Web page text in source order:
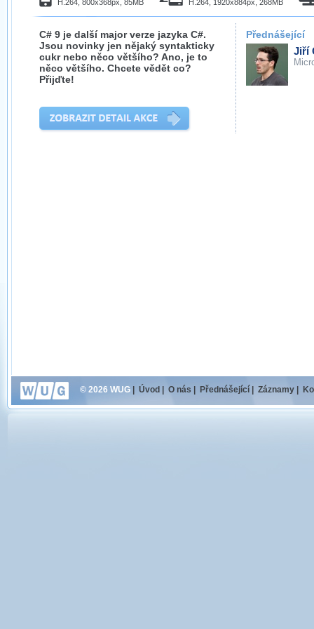
H.264, 800x368px, 85MB H.264, 1920x884px, 268MB
C# 9 je další major verze jazyka C#.
Jsou novinky jen nějaký syntakticky
cukr nebo něco většího? Ano, je to
něco většího. Chcete vědět co?
Přijďte!
Přednášející
Jiří
© 2026 WUG Úvod O nás Přednášející Záznamy